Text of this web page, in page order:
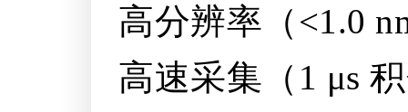
高分辨率（<1.0
高速采集（1 μs